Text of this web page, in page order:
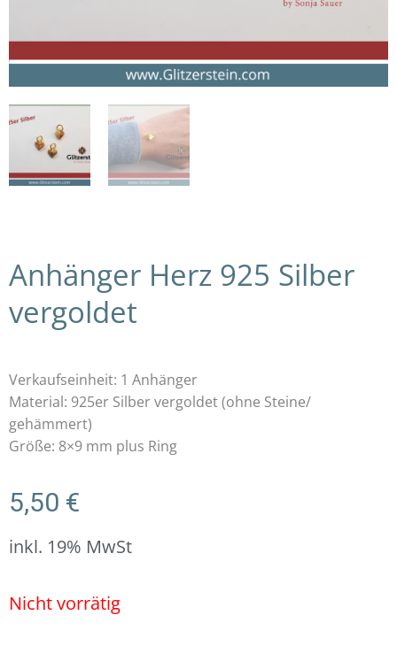
Anhänger Herz 925 Silber
vergoldet
Verkaufseinheit: 1 Anhänger
Material: 925er Silber vergoldet (ohne Steine/
gehämmert)
Größe: 8×9 mm plus Ring
5,50 €
inkl. 19% MwSt
Nicht vorrätig